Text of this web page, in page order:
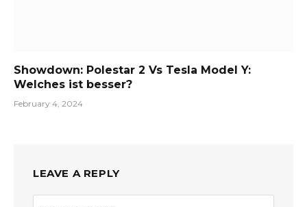
Showdown: Polestar 2 Vs Tesla Model Y:
Welches ist besser?
February 4, 2024
LEAVE A REPLY